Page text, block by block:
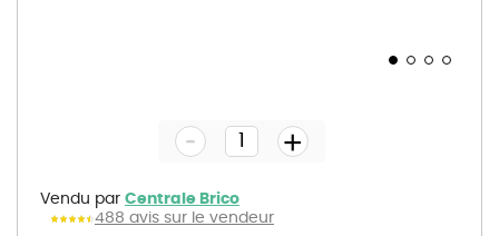
gallery
Vendu par Centrale Brico
488 avis sur le vendeur
- +